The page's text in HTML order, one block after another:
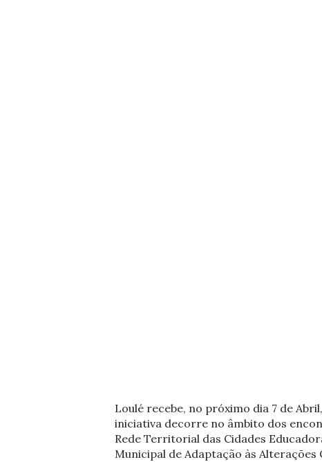
Loulé recebe, no próximo dia 7 de
iniciativa decorre no âmbito dos
Rede Territorial das Cidades
Municipal de Adaptação às Alterações